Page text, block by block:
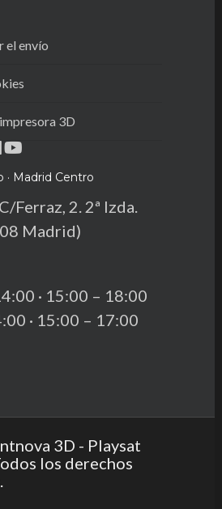
el envío
3D
· Madrid Centro
C/Ferraz, 2. 2ª Izda.
Madrid)
· 15:00 – 18:00
· 15:00 – 17:00
3D - Playsat
los derechos